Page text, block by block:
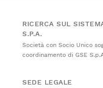
RICERCA SUL
S.P.A.
Società con Socio Unico
coordinamento di GSE
SEDE LEGALE